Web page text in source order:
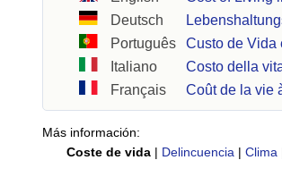
Deutsch
Português
Custo de Vida
Italiano
Costo della
Français
Coût de la vie
Más información:
Coste de vida | Delincuencia | Clima